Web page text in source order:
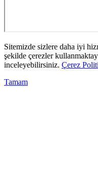
Sitemizde sizlere daha iyi
şekilde çerezler
inceleyebilirsiniz. Çerez
Tamam